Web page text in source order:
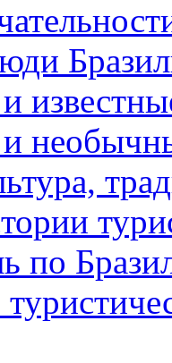
по